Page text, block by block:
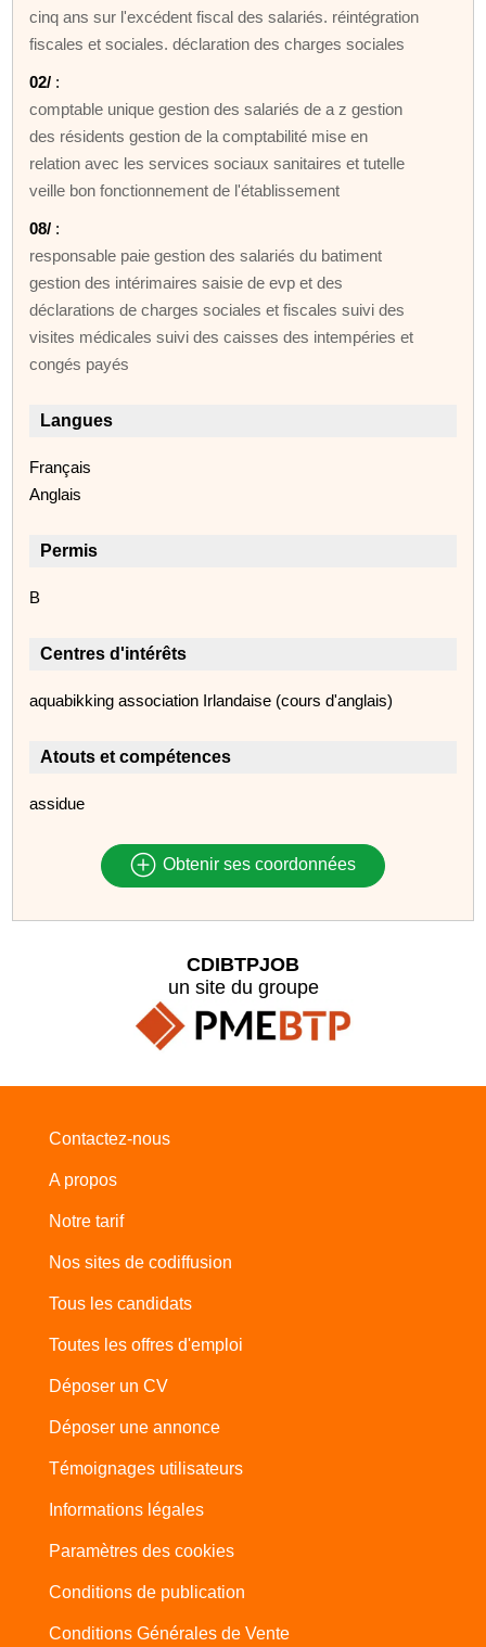
cinq ans sur l'excédent fiscal des salariés. réintégration
fiscales et sociales. déclaration des charges sociales
02/ :
comptable unique gestion des salariés de a z gestion
des résidents gestion de la comptabilité mise en
relation avec les services sociaux sanitaires et tutelle
veille bon fonctionnement de l'établissement
08/ :
responsable paie gestion des salariés du batiment
gestion des intérimaires saisie de evp et des
déclarations de charges sociales et fiscales suivi des
visites médicales suivi des caisses des intempéries et
congés payés
Langues
Français
Anglais
Permis
B
Centres d'intérêts
aquabikking association Irlandaise (cours d'anglais)
Atouts et compétences
assidue
Obtenir ses coordonnées
CDIBTPJOB
un site du groupe
Contactez-nous
A propos
Notre tarif
Nos sites de codiffusion
Tous les candidats
Toutes les offres d'emploi
Déposer un CV
Déposer une annonce
Témoignages utilisateurs
Informations légales
Paramètres des cookies
Conditions de publication
Conditions Générales de Vente